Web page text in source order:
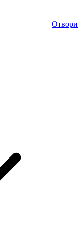
Отвори